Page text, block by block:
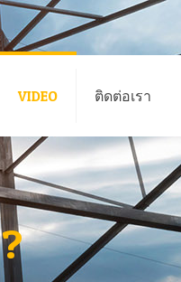
VIDEO ติดต่อเรา